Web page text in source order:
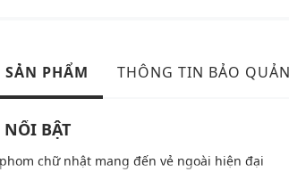
SẢN PHẨM THÔNG TIN BẢO QUẢN
BẬT
chữ nhật mang đến vẻ ngoài hiện đại